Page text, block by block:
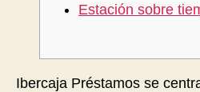
Estación sobre
Ibercaja Préstamos se